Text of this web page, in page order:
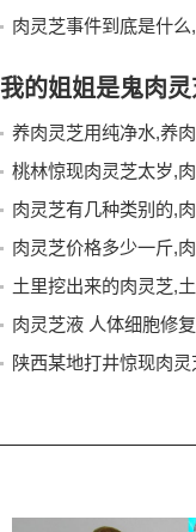
肉灵芝事件到底是什
我的姐姐是鬼肉
养肉灵芝用纯净水,养
桃林惊现肉灵芝太岁,
肉灵芝有几种类别的,
肉灵芝价格多少一斤,
土里挖出来的肉灵芝,
肉灵芝液 人体细胞修
陕西某地打井惊现肉